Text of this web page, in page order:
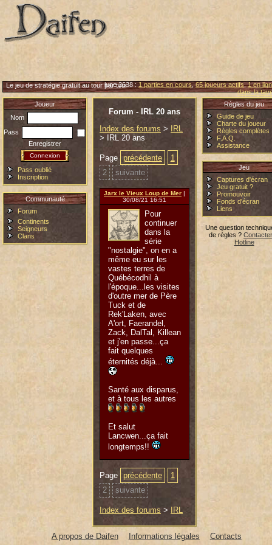
Le jeu de stratégie gratuit au tour par tour
lune 2638 :1 parties en cours,65 joueurs actifs,1 en
dans la
Joueur
Nom
Pass
Enregistrer
Pass oublié
Inscription
Communauté
Forum
Continents
Seigneurs
Clans
Forum - IRL 20 ans
Index des forums > IRL
> IRL 20 ans
Page précédente
1
2
suivante
Jarx le Vieux Loup de Mer |
30/08/21 16:51
Pour
continuer
dans la
série
"nostalgie", on en a
même eu sur les
vastes terres de
Québécodhil à
l'époque...les visites
d'outre mer de Père
Tuck et de
Rek'Laken, avec
A'ort, Faerandel,
Zack, DalTal, Killean
et j'en passe...ça
fait quelques
éternités déjà...
Santé aux disparus,
et à tous les autres
Et salut
Lancwen...ça fait
longtemps!!
Page précédente
1
2
suivante
Index des forums > IRL
Règles du jeu
Guide de jeu
Charte du joueur
Règles complètes
F.A.Q.
Assistance
Jeu
Captures d'écran
Jeu gratuit ?
Promouvoir
Fonds d'écran
Liens
Une question
de règles ?
Hotline
A propos de Daifen Informations légales Contacts